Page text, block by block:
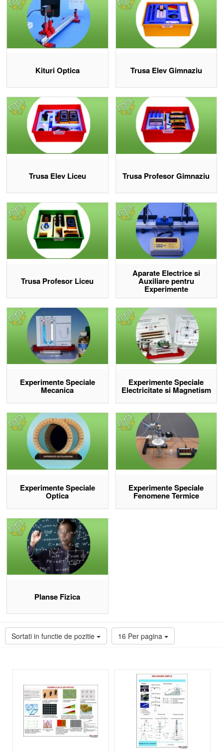
Aparate și instrumente pentru experimente practice de
fizică
Softuri educative pentru fizică, aliniate programei școlare
Materiale compatibile PNRR pentru dotarea laboratoarelor
de fizică
Kituri Optica Trusa Elev Gimnaziu
Trusa Elev Liceu Trusa Profesor Gimnaziu
Trusa Profesor Liceu
Aparate Electrice si
Auxiliare pentru
Experimente
Experimente Speciale
Mecanica
Experimente Speciale
Electricitate si Magnetism
Experimente Speciale
Optica
Experimente Speciale
Fenomene Termice
Planse Fizica
Sortati in functie de pozitie 16 Per pagina